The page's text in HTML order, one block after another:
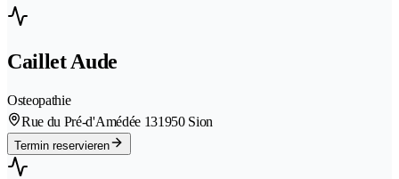
Caillet Aude
Osteopathie
Rue du Pré-d'Amédée 131950 Sion
Termin reservieren